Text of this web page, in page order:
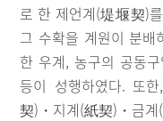
로 한 제언계(堤堰契)
그 수확을 계원이 분배
한 우계, 농구의 공동
등이 성행하였다. 또
契)・지계(紙契)・금